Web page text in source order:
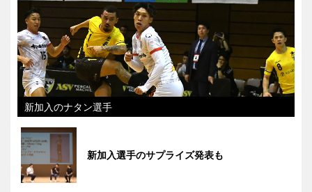
新加入のナタン選手
新加入選手のサプライズ発表も